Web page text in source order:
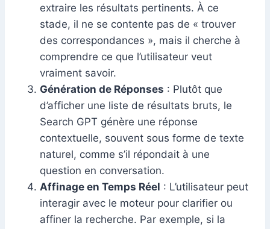
extraire les résultats pertinents. À ce
stade, il ne se contente pas de « trouver
des correspondances », mais il cherche à
comprendre ce que l’utilisateur veut
vraiment savoir.
Génération de Réponses : Plutôt que
d’afficher une liste de résultats bruts, le
Search GPT génère une réponse
contextuelle, souvent sous forme de texte
naturel, comme s’il répondait à une
question en conversation.
Affinage en Temps Réel : L’utilisateur peut
interagir avec le moteur pour clarifier ou
affiner la recherche. Par exemple, si la